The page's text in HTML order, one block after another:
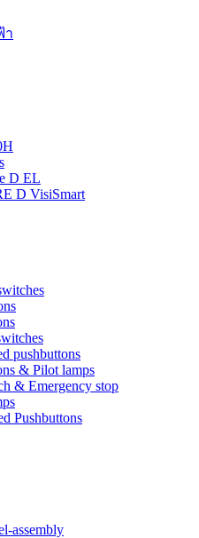
า
D EL
D VisiSmart
pushbuttons
& Pilot lamps​
& Emergency stop​
Pushbuttons
assembly